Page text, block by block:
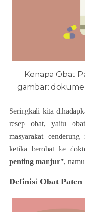
Kenapa Obat
gambar:
Seringkali kita
resep obat, yaitu
masyarakat
ketika berobat ke
penting manjur”,
Definisi Obat Paten